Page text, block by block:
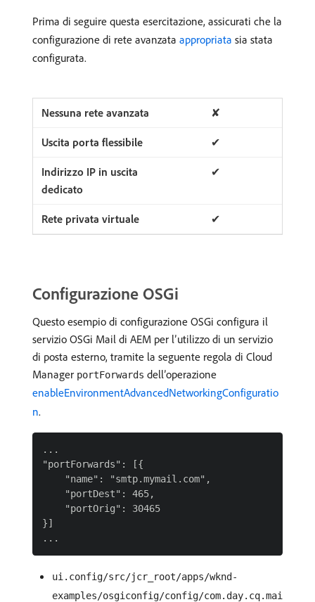
Prima di seguire questa esercitazione, assicurati che la
configurazione di rete avanzata appropriata sia stata
configurata.
✘
✔
✔
✔
Configurazione OSGi
Questo esempio di configurazione OSGi configura il
servizio OSGi Mail di AEM per l’utilizzo di un servizio
di posta esterno, tramite la seguente regola di Cloud
Manager portForwards dell’operazione
enableEnvironmentAdvancedNetworkingConfiguratio
n.
...
"portForwards": [{
    "name": "smtp.mymail.com",
    "portDest": 465,
    "portOrig": 30465
}]
ui.config/src/jcr_root/apps/wknd-
examples/osgiconfig/config/com.day.cq.mai